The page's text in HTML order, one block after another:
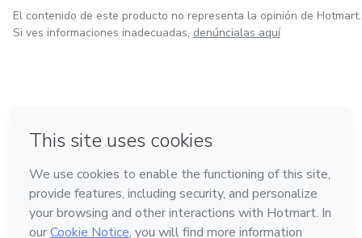
El contenido de este producto no representa la opinión de Hotmart.
Si ves informaciones inadecuadas, denúncialas aquí
Hecho con ❤
en Belo Horizonte
en Ciudad de México
en Bogotá
en Amsterdam